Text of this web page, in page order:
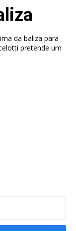
da baliza para
pretende um